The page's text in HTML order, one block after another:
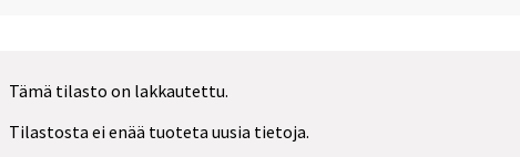
Tämä tilasto on lakkautettu.
Tilastosta ei enää tuoteta uusia tietoja.